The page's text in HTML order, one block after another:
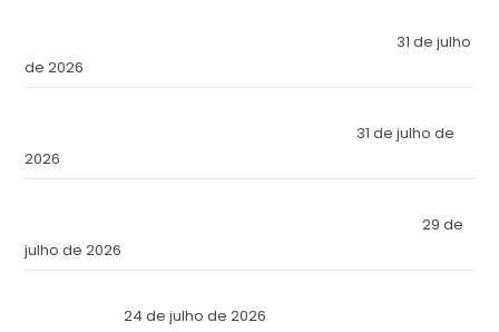
31 de julho
de 2026
31 de julho de
2026
29 de
julho de 2026
24 de julho de 2026